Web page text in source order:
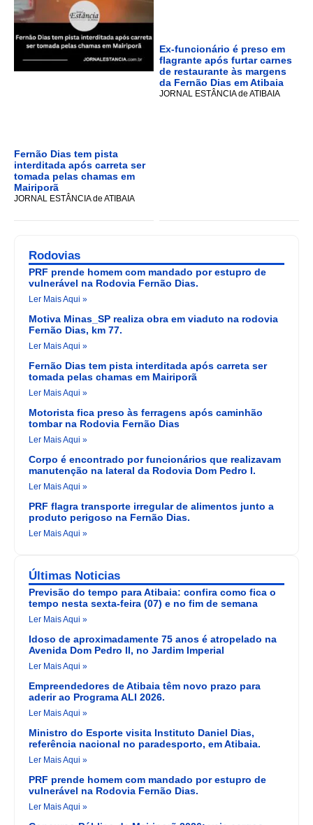
Fernão Dias tem pista
interditada após carreta ser
tomada pelas chamas em
Mairiporã
JORNAL ESTÂNCIA de ATIBAIA
Ex-funcionário é preso em
flagrante após furtar carnes
de restaurante às margens
da Fernão Dias em Atibaia
JORNAL ESTÂNCIA de ATIBAIA
Rodovias
PRF prende homem com mandado por estupro de
vulnerável na Rodovia Fernão Dias.
Ler Mais Aqui »
Motiva Minas_SP realiza obra em viaduto na rodovia
Fernão Dias, km 77.
Ler Mais Aqui »
Fernão Dias tem pista interditada após carreta ser
tomada pelas chamas em Mairiporã
Ler Mais Aqui »
Motorista fica preso às ferragens após caminhão
tombar na Rodovia Fernão Dias
Ler Mais Aqui »
Corpo é encontrado por funcionários que realizavam
manutenção na lateral da Rodovia Dom Pedro I.
Ler Mais Aqui »
PRF flagra transporte irregular de alimentos junto a
produto perigoso na Fernão Dias.
Ler Mais Aqui »
Últimas Noticias
Previsão do tempo para Atibaia: confira como fica o
tempo nesta sexta-feira (07) e no fim de semana
Ler Mais Aqui »
Idoso de aproximadamente 75 anos é atropelado na
Avenida Dom Pedro II, no Jardim Imperial
Ler Mais Aqui »
Empreendedores de Atibaia têm novo prazo para
aderir ao Programa ALI 2026.
Ler Mais Aqui »
Ministro do Esporte visita Instituto Daniel Dias,
referência nacional no paradesporto, em Atibaia.
Ler Mais Aqui »
PRF prende homem com mandado por estupro de
vulnerável na Rodovia Fernão Dias.
Ler Mais Aqui »